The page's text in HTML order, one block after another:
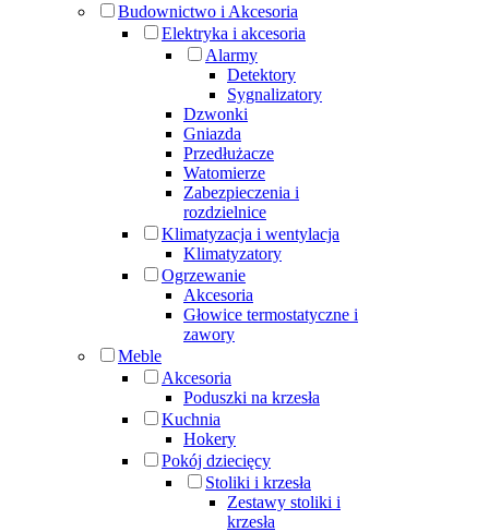
Budownictwo i Akcesoria
Elektryka i akcesoria
Alarmy
Detektory
Sygnalizatory
Dzwonki
Gniazda
Przedłużacze
Watomierze
Zabezpieczenia i
rozdzielnice
Klimatyzacja i wentylacja
Klimatyzatory
Ogrzewanie
Akcesoria
Głowice termostatyczne i
zawory
Meble
Akcesoria
Poduszki na krzesła
Kuchnia
Hokery
Pokój dziecięcy
Stoliki i krzesła
Zestawy stoliki i
krzesła